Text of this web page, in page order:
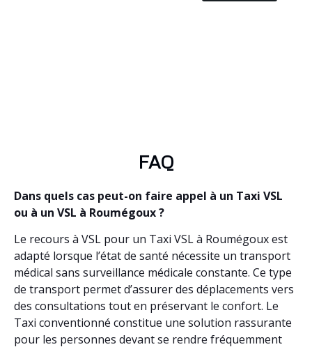
FAQ
Dans quels cas peut-on faire appel à un Taxi VSL
ou à un VSL à Roumégoux ?
Le recours à VSL pour un Taxi VSL à Roumégoux est
adapté lorsque l’état de santé nécessite un transport
médical sans surveillance médicale constante. Ce type
de transport permet d’assurer des déplacements vers
des consultations tout en préservant le confort. Le
Taxi conventionné constitue une solution rassurante
pour les personnes devant se rendre fréquemment